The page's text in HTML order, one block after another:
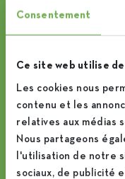
Consentement
Ce site web utilise
Les cookies nous
contenu et les
relatives aux médias
Nous partageons
l'utilisation de notre
sociaux, de publicité
au sachet de
Visite